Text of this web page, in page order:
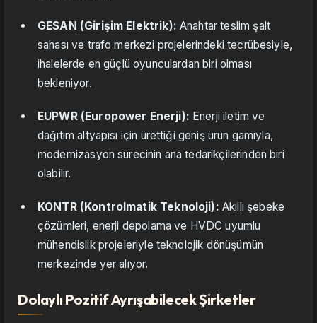
GESAN (Girişim Elektrik): Anahtar teslim şalt
sahası ve trafo merkezi projelerindeki tecrübesiyle,
ihalelerde en güçlü oyunculardan biri olması
bekleniyor.
EUPWR (Europower Enerji): Enerji iletim ve
dağıtım altyapısı için ürettiği geniş ürün gamıyla,
modernizasyon sürecinin ana tedarikçilerinden biri
olabilir.
KONTR (Kontrolmatik Teknoloji): Akıllı şebeke
çözümleri, enerji depolama ve HVDC uyumlu
mühendislik projeleriyle teknolojik dönüşümün
merkezinde yer alıyor.
Dolaylı Pozitif Ayrışabilecek Şirketler